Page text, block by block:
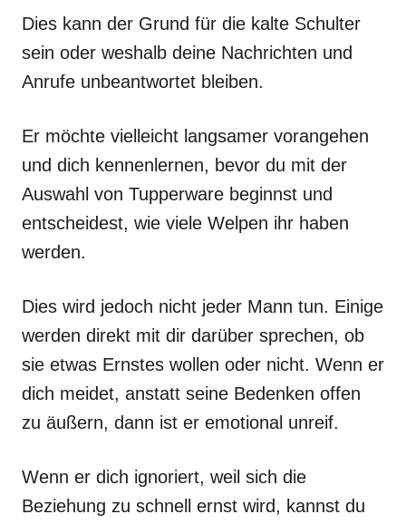
Dies kann der Grund für die kalte Schulter
sein oder weshalb deine Nachrichten und
Anrufe unbeantwortet bleiben.
Er möchte vielleicht langsamer vorangehen
und dich kennenlernen, bevor du mit der
Auswahl von Tupperware beginnst und
entscheidest, wie viele Welpen ihr haben
werden.
Dies wird jedoch nicht jeder Mann tun. Einige
werden direkt mit dir darüber sprechen, ob
sie etwas Ernstes wollen oder nicht. Wenn er
dich meidet, anstatt seine Bedenken offen
zu äußern, dann ist er emotional unreif.
Wenn er dich ignoriert, weil sich die
Beziehung zu schnell ernst wird, kannst du